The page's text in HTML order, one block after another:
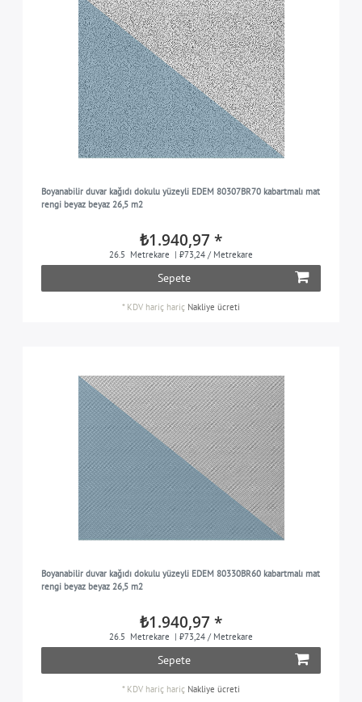
Boyanabilir duvar kağıdı dokulu yüzeyli EDEM 80307BR70 kabartmalı mat
rengi beyaz beyaz 26,5 m2
₺1.940,97 *
26.5 Metrekare | ₺73,24 / Metrekare
Sepete
* KDV hariç hariç Nakliye ücreti
Boyanabilir duvar kağıdı dokulu yüzeyli EDEM 80330BR60 kabartmalı mat
rengi beyaz beyaz 26,5 m2
₺1.940,97 *
26.5 Metrekare | ₺73,24 / Metrekare
Sepete
* KDV hariç hariç Nakliye ücreti